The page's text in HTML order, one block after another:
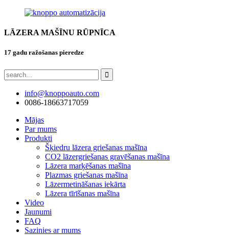
LĀZERA MAŠĪNU RŪPNĪCA
17 gadu ražošanas pieredze
info@knoppoauto.com
0086-18663717059
Mājas
Par mums
Produkti
Šķiedru lāzera griešanas mašīna
CO2 lāzergriešanas gravēšanas mašīna
Lāzera marķēšanas mašīna
Plazmas griešanas mašīna
Lāzermetināšanas iekārta
Lāzera tīrīšanas mašīna
Video
Jaunumi
FAQ
Sazinies ar mums